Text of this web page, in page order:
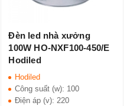
Đèn led nhà xưởng
100W HO-NXF100-450/E
Hodiled
Hodiled
Công suất (w): 100
Điện áp (v):220